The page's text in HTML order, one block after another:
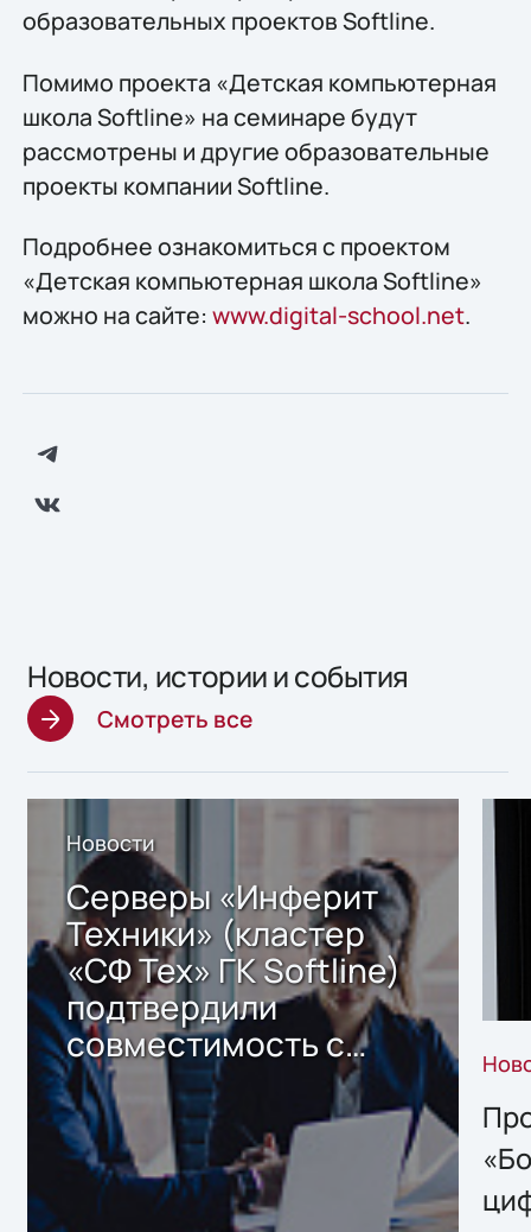
образовательных проектов Softline.
Помимо проекта «Детская компьютерная
школа Softline» на семинаре будут
рассмотрены и другие образовательные
проекты компании Softline.
Подробнее ознакомиться с проектом
«Детская компьютерная школа Softline»
можно на сайте: www.digital-school.net.
Новости, истории и события
Смотреть все
Новости
Серверы «Инферит
Техники» (кластер
«СФ Тех» ГК Softline)
подтвердили
совместимость с
решением Sharx
Storage 2.x для
хранения данных